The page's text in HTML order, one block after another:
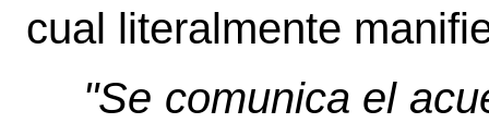
cual literalmente
"Se comunica el